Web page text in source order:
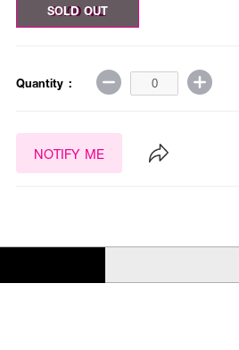
50.00 ML
SOLD OUT
Quantity :
NOTIFY ME